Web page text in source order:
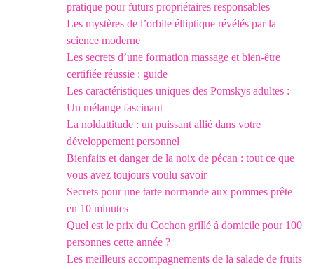
pratique pour futurs propriétaires responsables
Les mystères de l’orbite élliptique révélés par la
science moderne
Les secrets d’une formation massage et bien-être
certifiée réussie : guide
Les caractéristiques uniques des Pomskys adultes :
Un mélange fascinant
La noldattitude : un puissant allié dans votre
développement personnel
Bienfaits et danger de la noix de pécan : tout ce que
vous avez toujours voulu savoir
Secrets pour une tarte normande aux pommes prête
en 10 minutes
Quel est le prix du Cochon grillé à domicile pour 100
personnes cette année ?
Les meilleurs accompagnements de la salade de fruits